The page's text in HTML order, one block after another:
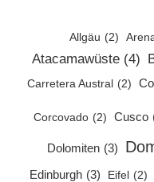
Allgäu (2)
Atacamawüste (4)
Carretera Austral (2)
Corcovado (2) Cusco
Dolomiten (3)
Edinburgh (3) Eifel (2)